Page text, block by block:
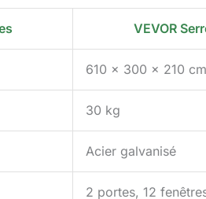
VEVOR
610 x 300 x 210 cm
30 kg
Acier galvanisé
2 portes, 12